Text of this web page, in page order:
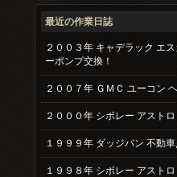
最近の作業日誌
２００３年 キャデラック エ
ーポンプ交換！
２００７年 ＧＭＣ ユーコン
２０００年 シボレー アスト
１９９９年 ダッジバン 不動車
１９９８年 シボレー アスト